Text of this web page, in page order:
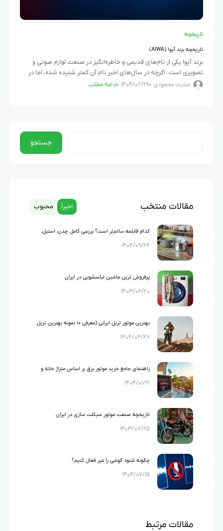
تاریخچه
تاریخچه برند آیوا (AIWA)
برند آیوا یکی از نام‌های قدیمی و خاطره‌انگیز در صنعت لوازم صوتی و
تصویری است. اگرچه در سال‌های اخیر نام آن کمتر شنیده شده، اما در
دهه‌های گذشته نقش قابل‌توجهی
حدیث محمودی ۱۴۰۴/۰۲/۲۶ ادامه مطلب
جستجو
مقالات منتخب اخیراً محبوب
کدام قابلمه سالم‌تر است؟ بررسی کامل چدن، استیل،
گرانیت و تفلون
۱۴۰۴/۰۹/۲۴
پرفروش ترین ماشین لباسشویی در ایران
۱۴۰۳/۰۲/۲۰
بهترین موتور تریل ایرانی (معرفی ۱۰ نمونه بهترین تریل
های ایرانی)
۱۴۰۴/۰۴/۲۷
راهنمای جامع خرید موتور برق بر اساس متراژ خانه و
لوازم خانگی
۱۴۰۴/۰۱/۲۱
تاریخچه صنعت موتور سیکلت سازی در ایران
۱۴۰۳/۰۷/۲۵
چگونه شنود گوشی را غیر فعال کنیم؟
۱۴۰۴/۰۷/۱۵
مقالات مرتبط